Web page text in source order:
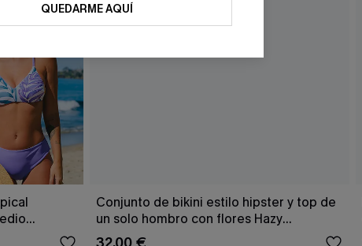
Conjunto de bikini estilo hipster y top de
un solo hombro con flores Hazy
Tenderness
QUEDARME AQUÍ